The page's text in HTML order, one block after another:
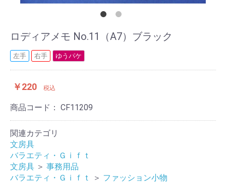
ロディアメモ No.11（A7）ブラック
左手 右手 ゆうパケ
￥220 税込
商品コード： CF11209
関連カテゴリ
文房具
バラエティ・Ｇｉｆｔ
文房具 ＞ 事務用品
バラエティ・Ｇｉｆｔ
＞ ファッション小物